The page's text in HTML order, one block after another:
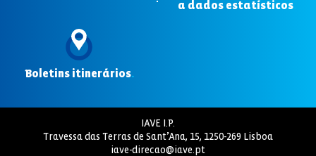
a dados estatísticos
Boletins itinerários.
IAVE I.P.
Travessa das Terras de Sant’Ana, 15, 1250-269 Lisboa
iave-direcao@iave.pt